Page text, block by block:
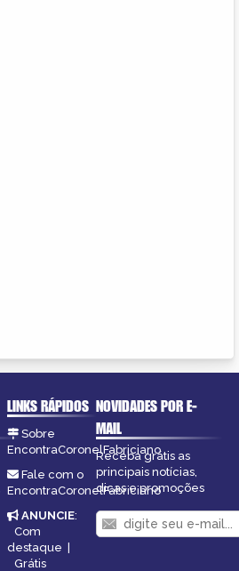
LINKS RÁPIDOS
Sobre
EncontraCoronelFabriciano
Fale com o
EncontraCoronelFabriciano
ANUNCIE:
Com
destaque |
Grátis
NOVIDADES POR E-
MAIL
Receba grátis as
principais notícias,
dicas e promoções